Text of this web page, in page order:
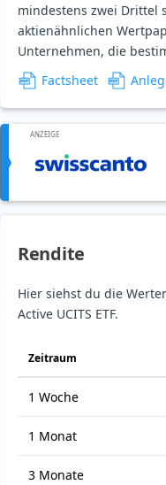
mindestens zwei Drittel
aktienähnlichen
Unternehmen, die
Factsheet
ANZEIGE
Rendite
Hier siehst du die
Active UCITS ETF.
Zeit­raum
1 Woche
1 Monat
3 Monate